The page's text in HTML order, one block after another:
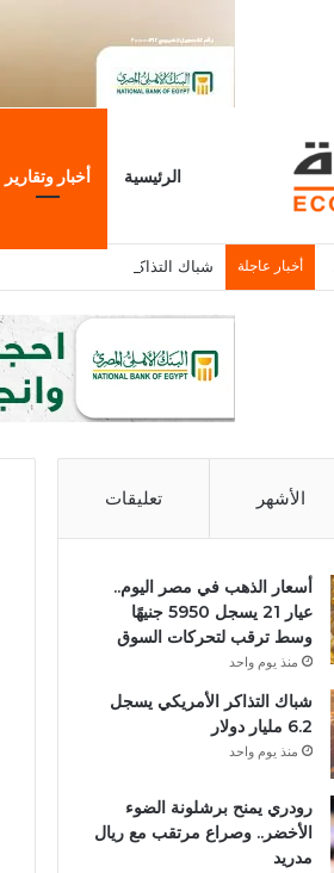
الرئيسية أخبار وتقارير
أخبار عاجلة شباك التذاكر الأمريكي يسجل 6.2 مليار دولار
الأشهر تعليقات
أسعار الذهب في مصر اليوم..
عيار 21 يسجل 5950 جنيهًا
وسط ترقب لتحركات السوق
منذ يوم واحد
شباك التذاكر الأمريكي يسجل
6.2 مليار دولار
منذ يوم واحد
رودري يمنح برشلونة الضوء
الأخضر.. وصراع مرتقب مع ريال
مدريد